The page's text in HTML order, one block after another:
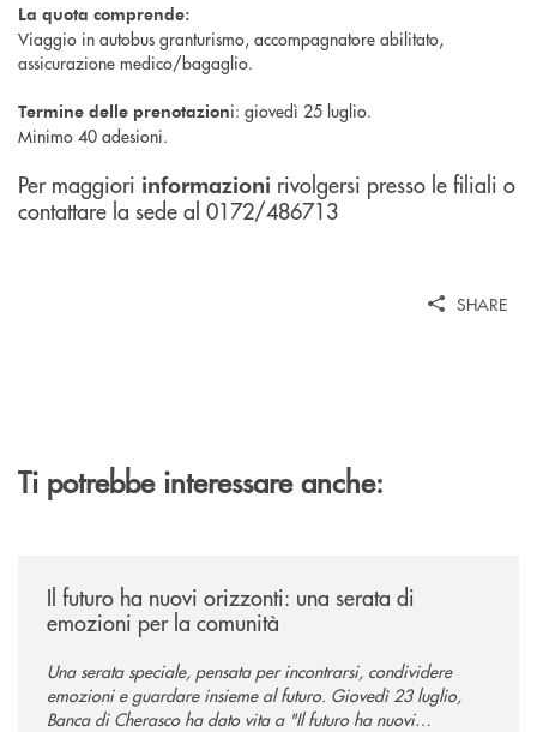
La quota comprende:
Viaggio in autobus granturismo, accompagnatore abilitato,
assicurazione medico/bagaglio.
Termine delle prenotazioni: giovedì 25 luglio.
Minimo 40 adesioni.
Per maggiori informazioni rivolgersi presso le filiali o
contattare la sede al 0172/486713
SHARE
Ti potrebbe interessare anche:
Il futuro ha nuovi orizzonti: una serata di
emozioni per la comunità
Una serata speciale, pensata per incontrarsi, condividere
emozioni e guardare insieme al futuro. Giovedì 23 luglio,
Banca di Cherasco ha dato vita a "Il futuro ha nuovi